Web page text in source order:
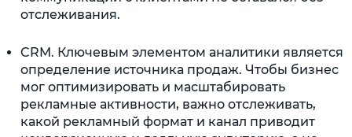
отслеживания.
CRM. Ключевым элементом аналитики является
определение источника продаж. Чтобы бизнес
мог оптимизировать и масштабировать
рекламные активности, важно отслеживать,
какой рекламный формат и канал приводит